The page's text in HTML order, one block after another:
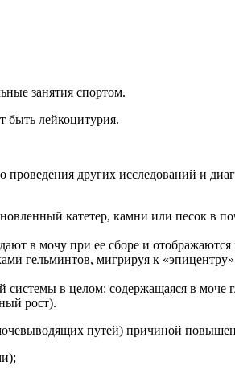
занятия спортом.
быть лейкоцитурия.
других исследований и
катетер, камни или песок в
в мочу при ее сборе и отображаются
гельминтов, мигрируя к
в целом: содержащаяся в моче
рост).
путей) причиной